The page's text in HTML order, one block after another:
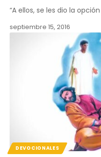
“A ellos, se les dio la
septiembre 15, 2016
DEVOCIONALES